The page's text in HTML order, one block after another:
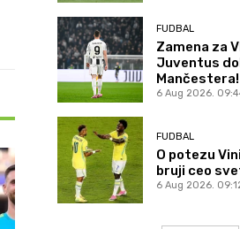
FUDBAL
Zamena za
Juventus
Mančestera!
6 Aug 2026.
FUDBAL
O potezu
bruji ceo
6 Aug 2026.